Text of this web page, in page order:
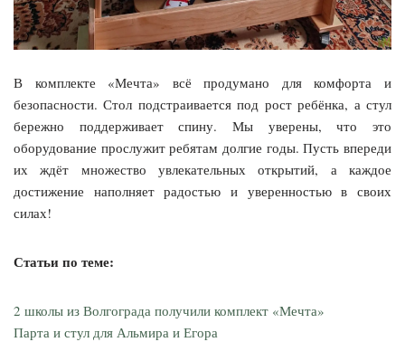
В комплекте «Мечта» всё продумано для комфорта и
безопасности. Стол подстраивается под рост ребёнка, а стул
бережно поддерживает спину. Мы уверены, что это
оборудование прослужит ребятам долгие годы. Пусть впереди
их ждёт множество увлекательных открытий, а каждое
достижение наполняет радостью и уверенностью в своих
силах!
Статьи по теме:
2 школы из Волгограда получили комплект «Мечта»
Парта и стул для Альмира и Егора